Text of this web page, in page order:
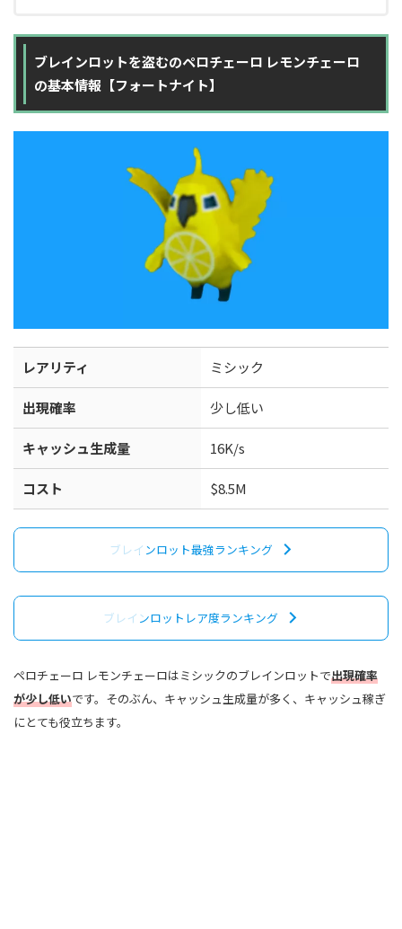
ブレインロットを盗むのペロチェーロ レモンチェーロ
の基本情報【フォートナイト】
レアリティ ミシック
出現確率 少し低い
キャッシュ生成量 16K/s
コスト $8.5M
ブレインロット最強ランキング
ブレインロットレア度ランキング
ペロチェーロ レモンチェーロはミシックのブレインロットで出現確率
が少し低いです。そのぶん、キャッシュ生成量が多く、キャッシュ稼ぎ
にとても役立ちます。